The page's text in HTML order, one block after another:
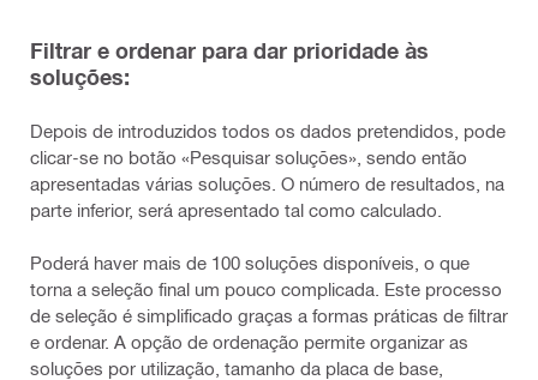
Filtrar e ordenar para dar prioridade às
soluções:
Depois de introduzidos todos os dados pretendidos, pode
clicar-se no botão «Pesquisar soluções», sendo então
apresentadas várias soluções. O número de resultados, na
parte inferior, será apresentado tal como calculado.
Poderá haver mais de 100 soluções disponíveis, o que
torna a seleção final um pouco complicada. Este processo
de seleção é simplificado graças a formas práticas de filtrar
e ordenar. A opção de ordenação permite organizar as
soluções por utilização, tamanho da placa de base,